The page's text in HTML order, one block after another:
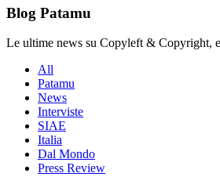
Blog Patamu
Le ultime news su Copyleft & Copyright,
All
Patamu
News
Interviste
SIAE
Italia
Dal Mondo
Press Review